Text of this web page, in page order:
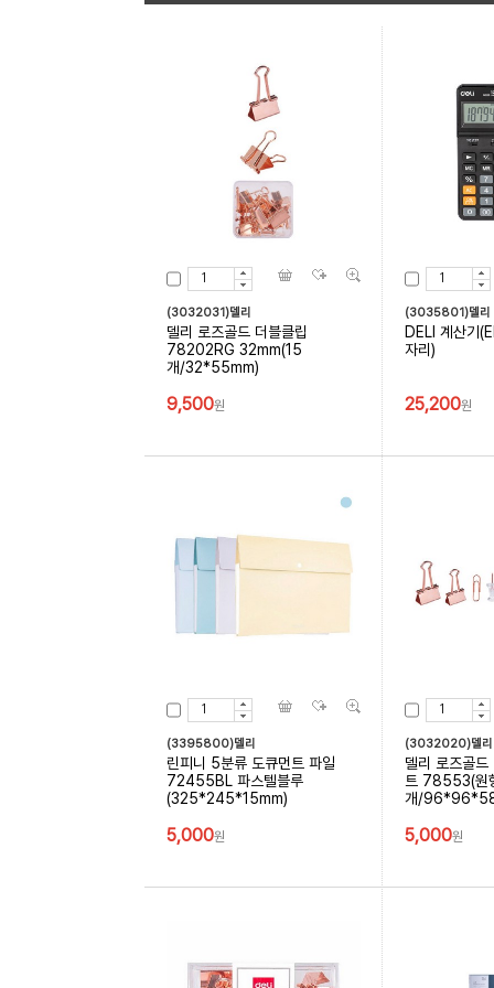
(3032031)델리
델리 로즈골드 더블클립
78202RG 32mm(15
개/32*55mm)
9,500원
(3035801)델리
DELI 계산기
자리)
25,200원
(3395800)델리
린피니 5분류 도큐먼트 파일
72455BL 파스텔블루
(325*245*15mm)
5,000원
(3032020)델리
델리 로즈골
트 78553(원
개/
5,000원